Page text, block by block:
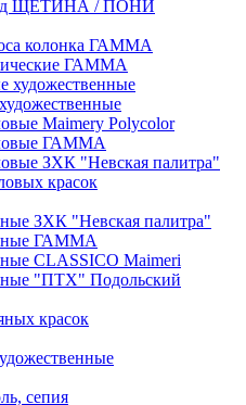
ЩЕТИНА / ПОНИ
колонка ГАММА
ГАММА
художественные
Maimery Polycolor
ГАММА
ЗХК "Невская палитра"
красок
ЗХК "Невская палитра"
ГАММА
CLASSICO Maimeri
"ПТХ" Подольский
красок
сепия